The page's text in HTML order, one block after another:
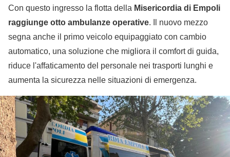
Con questo ingresso la flotta della Misericordia di Empoli
raggiunge otto ambulanze operative. Il nuovo mezzo
segna anche il primo veicolo equipaggiato con cambio
automatico, una soluzione che migliora il comfort di guida,
riduce l'affaticamento del personale nei trasporti lunghi e
aumenta la sicurezza nelle situazioni di emergenza.